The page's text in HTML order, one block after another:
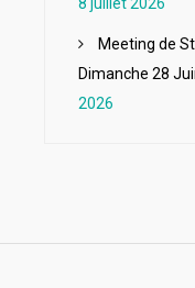
8 juillet 2026
Meeting de
Dimanche 28
2026